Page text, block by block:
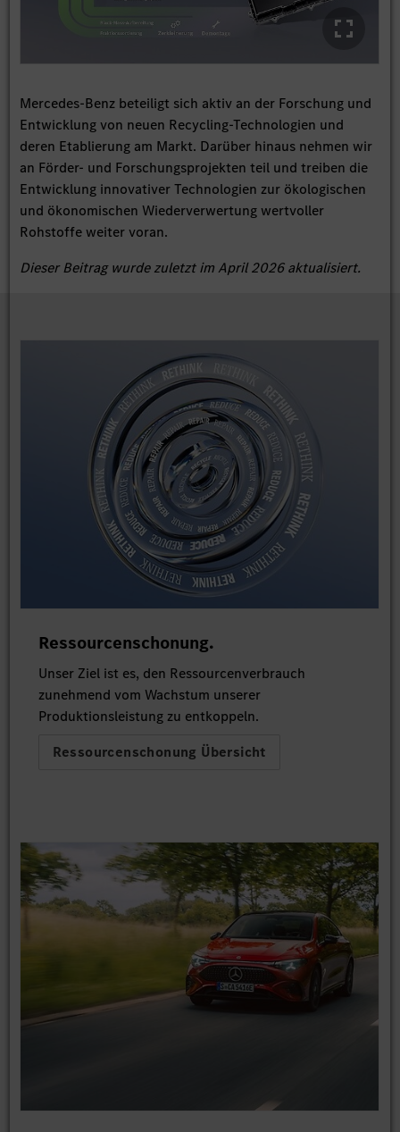
Mercedes-Benz beteiligt sich aktiv an der Forschung und
Entwicklung von neuen Recycling-Technologien und
deren Etablierung am Markt. Darüber hinaus nehmen wir
an Förder- und Forschungsprojekten teil und treiben die
Entwicklung innovativer Technologien zur ökologischen
und ökonomischen Wiederverwertung wertvoller
Rohstoffe weiter voran.
Dieser Beitrag wurde zuletzt im April 2026 aktualisiert.
Ressourcenschonung.
Unser Ziel ist es, den Ressourcenverbrauch
zunehmend vom Wachstum unserer
Produktionsleistung zu entkoppeln.
Ressourcenschonung Übersicht